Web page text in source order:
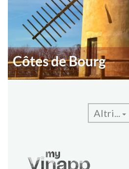
Côtes de Bourg
Altri...